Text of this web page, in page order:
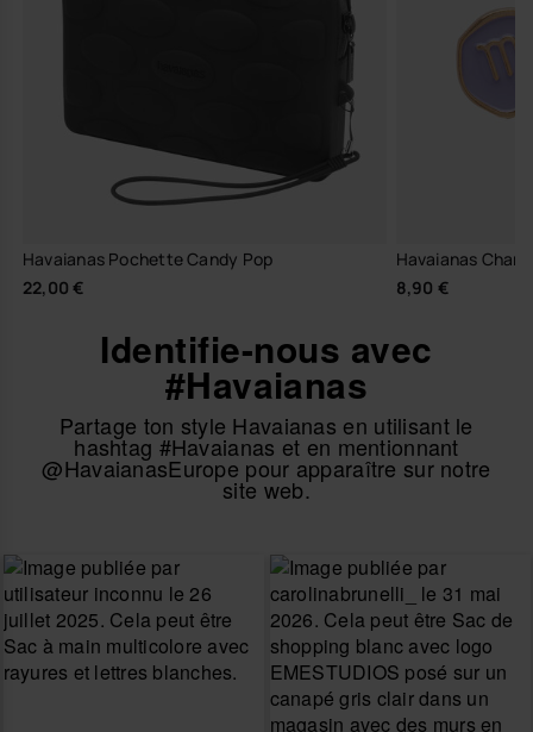
Havaianas Pochette Candy Pop
22,00 €
Havaianas
8,90 €
Identifie-nous avec
#Havaianas
Partage ton style Havaianas en utilisant le
hashtag #Havaianas et en mentionnant
@HavaianasEurope pour apparaître sur notre
site web.